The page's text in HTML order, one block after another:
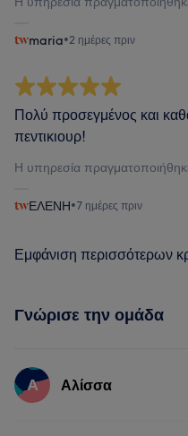
maria•2 ημέρες πριν
Πολύ προσεγμένος και
πεντικιουρ!
Η υπηρεσία
ΕΛΕΝΗ•7 ημέρες πριν
Εμφάνιση περισσότερων
Γνώρισε την ομάδα
Α Αλίσσα